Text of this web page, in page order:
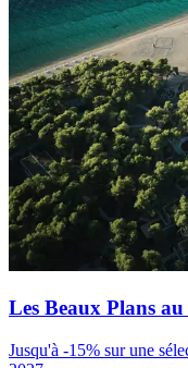
Les Beaux Plans au
Jusqu'à -15% sur une